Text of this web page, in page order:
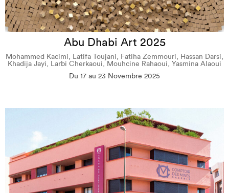
Abu Dhabi Art 2025
Mohammed Kacimi, Latifa Toujani, Fatiha Zemmouri, Hassan Darsi,
Khadija Jayi, Larbi Cherkaoui, Mouhcine Rahaoui, Yasmina Alaoui
Du 17 au 23 Novembre 2025